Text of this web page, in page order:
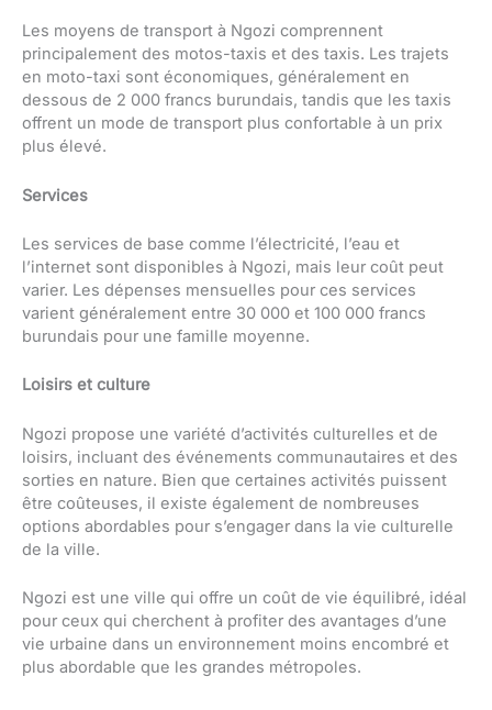
Les moyens de transport à Ngozi comprennent
principalement des motos-taxis et des taxis. Les trajets
en moto-taxi sont économiques, généralement en
dessous de 2 000 francs burundais, tandis que les taxis
offrent un mode de transport plus confortable à un prix
plus élevé.
Services
Les services de base comme l’électricité, l’eau et
l’internet sont disponibles à Ngozi, mais leur coût peut
varier. Les dépenses mensuelles pour ces services
varient généralement entre 30 000 et 100 000 francs
burundais pour une famille moyenne.
Loisirs et culture
Ngozi propose une variété d’activités culturelles et de
loisirs, incluant des événements communautaires et des
sorties en nature. Bien que certaines activités puissent
être coûteuses, il existe également de nombreuses
options abordables pour s’engager dans la vie culturelle
de la ville.
Ngozi est une ville qui offre un coût de vie équilibré, idéal
pour ceux qui cherchent à profiter des avantages d’une
vie urbaine dans un environnement moins encombré et
plus abordable que les grandes métropoles.